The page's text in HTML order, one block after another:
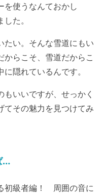
を使うなんておかし
た。
たい。そんな雪道にもい
らこそ、雪道だからこ
隠れているんです。
いいですが、せっかく
てその魅力を見つけてみ
…
初級者編！ 周囲の音に